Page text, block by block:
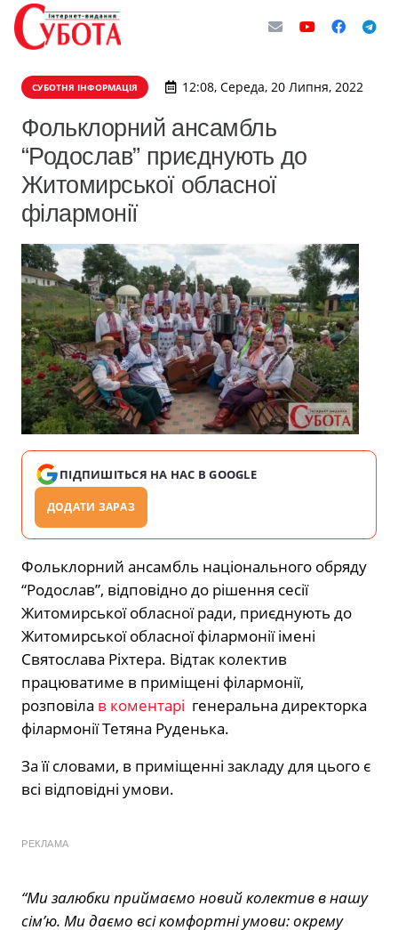
СУБОТНЯ ІНФОРМАЦІЯ 12:08, Середа, 20 Липня, 2022
Фольклорний ансамбль
“Родослав” приєднують до
Житомирської обласної
філармонії
ПІДПИШІТЬСЯ НА НАС В GOOGLE
ДОДАТИ ЗАРАЗ
Фольклорний ансамбль національного обряду
“Родослав”, відповідно до рішення сесії
Житомирської обласної ради, приєднують до
Житомирської обласної філармонії імені
Святослава Ріхтера. Відтак колектив
працюватиме в приміщені філармонії,
розповіла в коментарі генеральна директорка
філармонії Тетяна Руденька.
За її словами, в приміщенні закладу для цього є
всі відповідні умови.
РЕКЛАМА
“Ми залюбки приймаємо новий колектив в нашу
сім’ю. Ми даємо всі комфортні умови: окрему